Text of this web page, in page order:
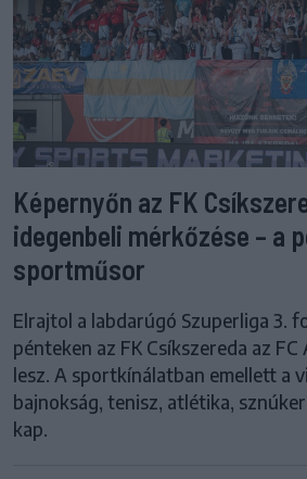
Képernyőn az FK
idegenbeli mérkőzése – a
sportműsor
Elrajtol a labdarúgó Szuperliga 3.
pénteken az FK Csíkszereda az
lesz. A sportkínálatban emellett a
bajnokság, tenisz, atlétika,
kap.